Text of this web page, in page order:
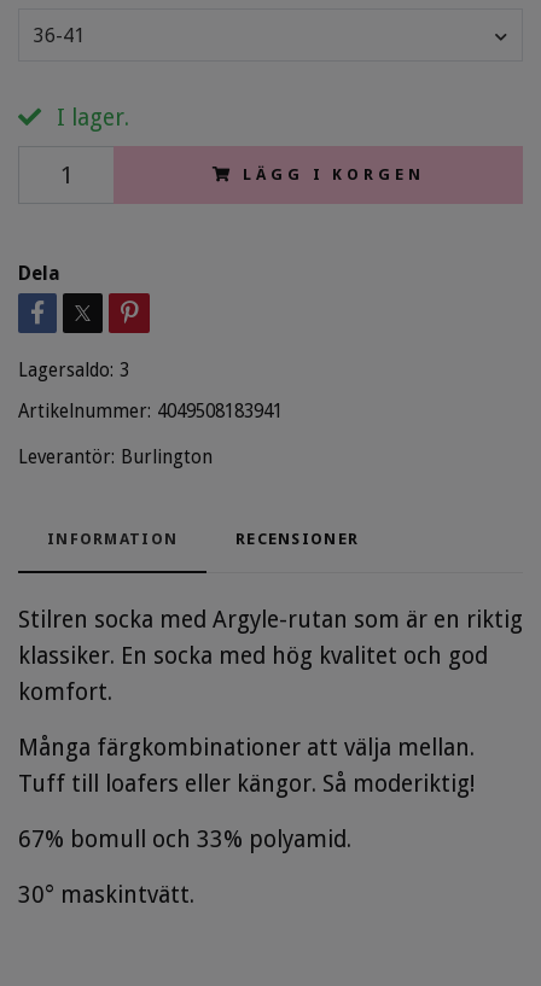
36-41
I lager.
LÄGG I KORGEN
Dela
Lagersaldo: 3
Artikelnummer: 4049508183941
Leverantör: Burlington
INFORMATION RECENSIONER
Stilren socka med Argyle-rutan som är en riktig
klassiker. En socka med hög kvalitet och god
komfort.
Många färgkombinationer att välja mellan.
Tuff till loafers eller kängor. Så moderiktig!
67% bomull och 33% polyamid.
30° maskintvätt.